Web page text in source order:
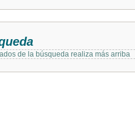
de la búsqueda realiza más arriba